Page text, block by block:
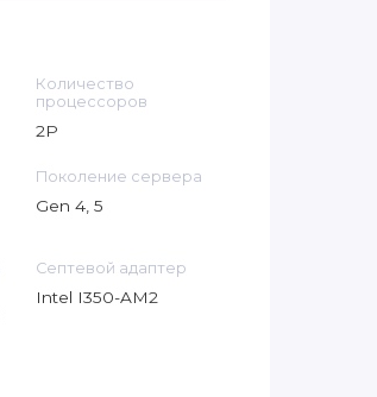
Количество
процессоров
2P
Поколение сервера
Gen 4, 5
Септевой адаптер
Intel I350-AM2